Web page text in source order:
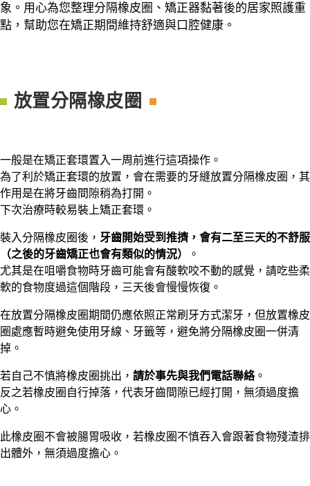
象。用心為您整理分隔橡皮圈、矯正器黏著後的居家照護重
點，幫助您在矯正期間維持舒適與口腔健康。
放置分隔橡皮圈
一般是在矯正套環置入一周前進行這項操作。
為了利於矯正套環的放置，會在需要的牙縫放置分隔橡皮圈，其
作用是在將牙齒間隙稍為打開。
下次治療時較易裝上矯正套環。
裝入分隔橡皮圈後， 牙齒開始受到推擠，會有二至三天的不舒服
（之後的牙齒矯正也會有類似的情況）
。
尤其是在咀嚼食物時牙齒可能會有酸軟咬不動的感覺，請吃些柔
軟的食物度過這個階段，三天後會慢慢恢復。
在放置分隔橡皮圈期間仍應依照正常刷牙方式潔牙，但放置橡皮
圈處應暫時避免使用牙線、牙籤等，避免將分隔橡皮圈一併清
掉。
若自己不慎將橡皮圈挑出， 請於事先與我們電話聯絡。
反之若橡皮圈自行掉落，代表牙齒間隙已經打開，無須過度擔
心。
此橡皮圈不會被腸胃吸收，若橡皮圈不慎吞入會跟著食物殘渣排
出體外，無須過度擔心。